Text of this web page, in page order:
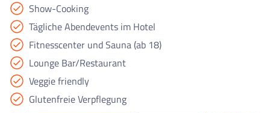
Show-Cooking
Tägliche Abendevents im Hotel
Fitnesscenter und Sauna (ab 18)
Lounge Bar/Restaurant
Veggie friendly
Glutenfreie Verpflegung